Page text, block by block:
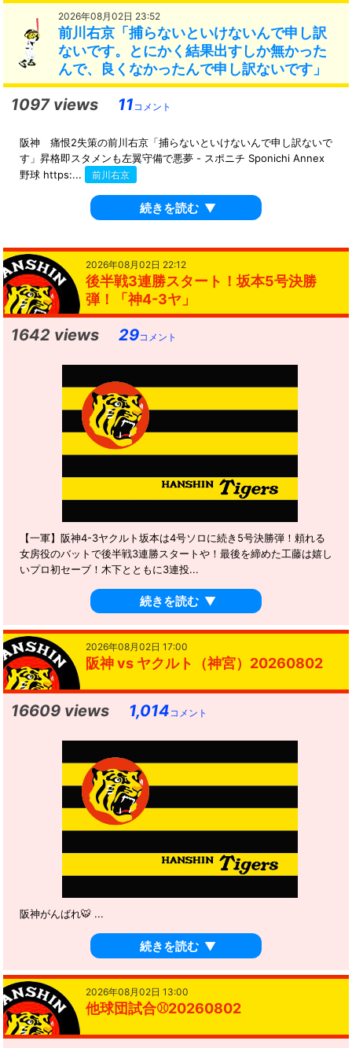
2026年08月02日 23:52
前川右京「捕らないといけないんで申し訳
ないです。とにかく結果出すしか無かった
んで、良くなかったんで申し訳ないです」
1097 views 11コメント
阪神 痛恨2失策の前川右京「捕らないといけないんで申し訳ないで
す」昇格即スタメンも左翼守備で悪夢 - スポニチ Sponichi Annex
野球 https:...
前川右京
続きを読む ▼
2026年08月02日 22:12
後半戦3連勝スタート！坂本5号決勝
弾！「神4-3ヤ」
1642 views 29コメント
【一軍】阪神4-3ヤクルト坂本は4号ソロに続き5号決勝弾！頼れる
女房役のバットで後半戦3連勝スタートや！最後を締めた工藤は嬉し
いプロ初セーブ！木下とともに3連投...
続きを読む ▼
2026年08月02日 17:00
阪神 vs ヤクルト（神宮）20260802
16609 views 1,014コメント
阪神がんばれ🐯 ...
続きを読む ▼
2026年08月02日 13:00
他球団試合⚾️20260802